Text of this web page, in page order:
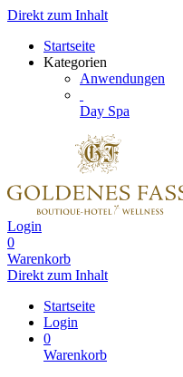
Direkt zum Inhalt
Startseite
Kategorien
Anwendungen
Day Spa
Login
0
Warenkorb
Direkt zum Inhalt
Startseite
Login
0
Warenkorb